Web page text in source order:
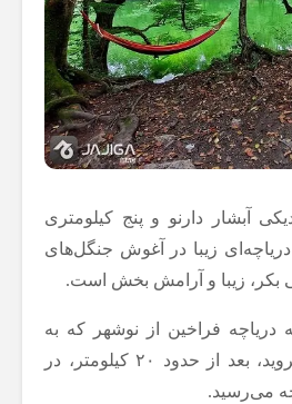
آبشار دارنو و پنج کیلومتری
زیبا در آغوش جنگل‌های
بکر، زیبا و آرامش بخش است.
دریاچه فراخین از نوشهر که به
سمت کوه‌های البرز بروید، بعد از حدود ۲۰ کیلومتر، در
می‌رسید.